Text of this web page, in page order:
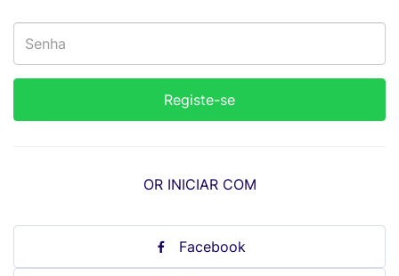
OR INICIAR COM
Facebook